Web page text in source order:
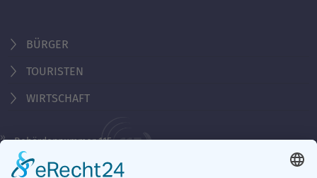
BÜRGER
TOURISTEN
WIRTSCHAFT
Behördennummer 115